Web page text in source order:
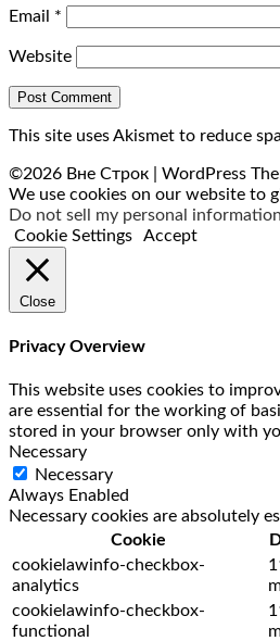
Email *
Website
This site uses Akismet to reduce
©2026 Вне Строк | WordPress
We use cookies on our website to
Do not sell my personal information
Cookie Settings
Accept
Close
Privacy Overview
This website uses cookies to
are essential for the working of
stored in your browser only with
Necessary
Necessary
Always Enabled
Necessary cookies are absolutely
Cookie
cookielawinfo-checkbox-
analytics
cookielawinfo-checkbox-
functional